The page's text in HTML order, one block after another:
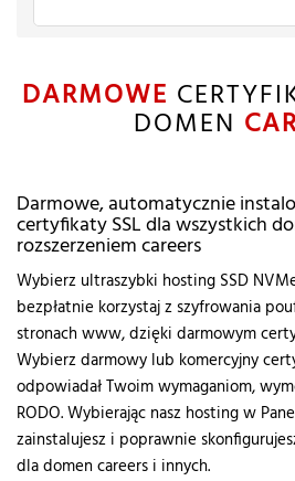
DARMOWE
DOMEN
Darmowe, automatycznie
certyfikaty SSL dla wszystkich
rozszerzeniem careers
Wybierz ultraszybki hosting SSD
bezpłatnie korzystaj z szyfrowania
stronach www, dzięki darmowym
Wybierz darmowy lub komercyjny
odpowiadał Twoim wymaganiom,
RODO. Wybierając nasz hosting w
zainstalujesz i poprawnie
dla domen careers i innych.